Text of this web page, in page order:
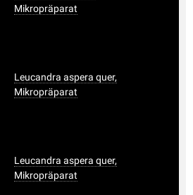
Mikropräparat
Leucandra aspera quer,
Mikropräparat
Leucandra aspera quer,
Mikropräparat